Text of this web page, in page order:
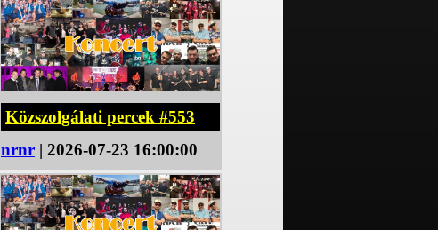
Közszolgálati percek #553
nrnr | 2026-07-23 16:00:00